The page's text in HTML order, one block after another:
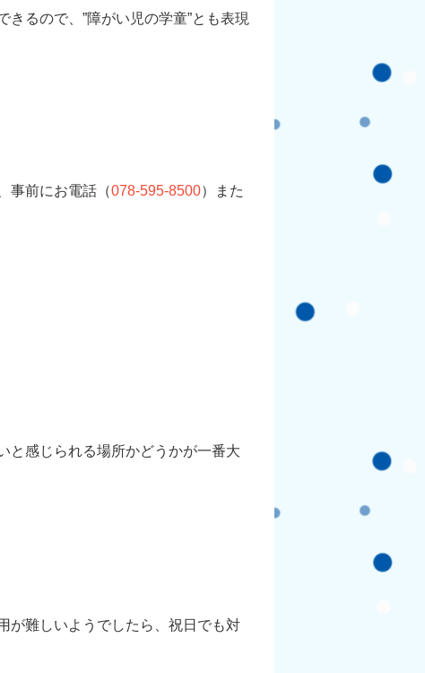
るので、”障がい児の学童”とも表現
事前にお電話（078-595-8500）また
と感じられる場所かどうかが一番大
が難しいようでしたら、祝日でも対